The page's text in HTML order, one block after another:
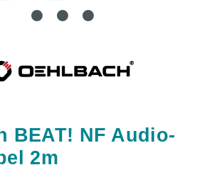
BEAT! NF Audio-
2m